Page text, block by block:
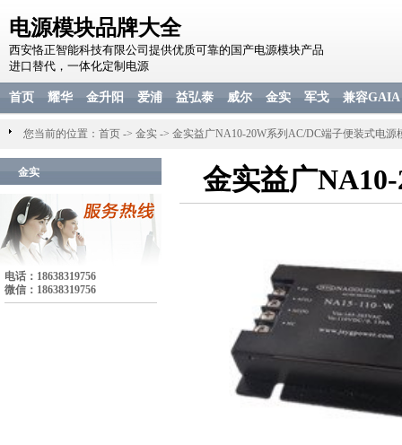
电源模块品牌大全
西安恪正智能科技有限公司提供优质可靠的国产电源模块产品
进口替代，一体化定制电源
首页 耀华 金升阳 爱浦 益弘泰 威尔 金实 军戈 兼容GAIA
您当前的位置： 首页 -> 金实 -> 金实益广NA10-20W系列AC/DC端子便装式电源
金实
电话：18638319756
微信：18638319756
金实益广